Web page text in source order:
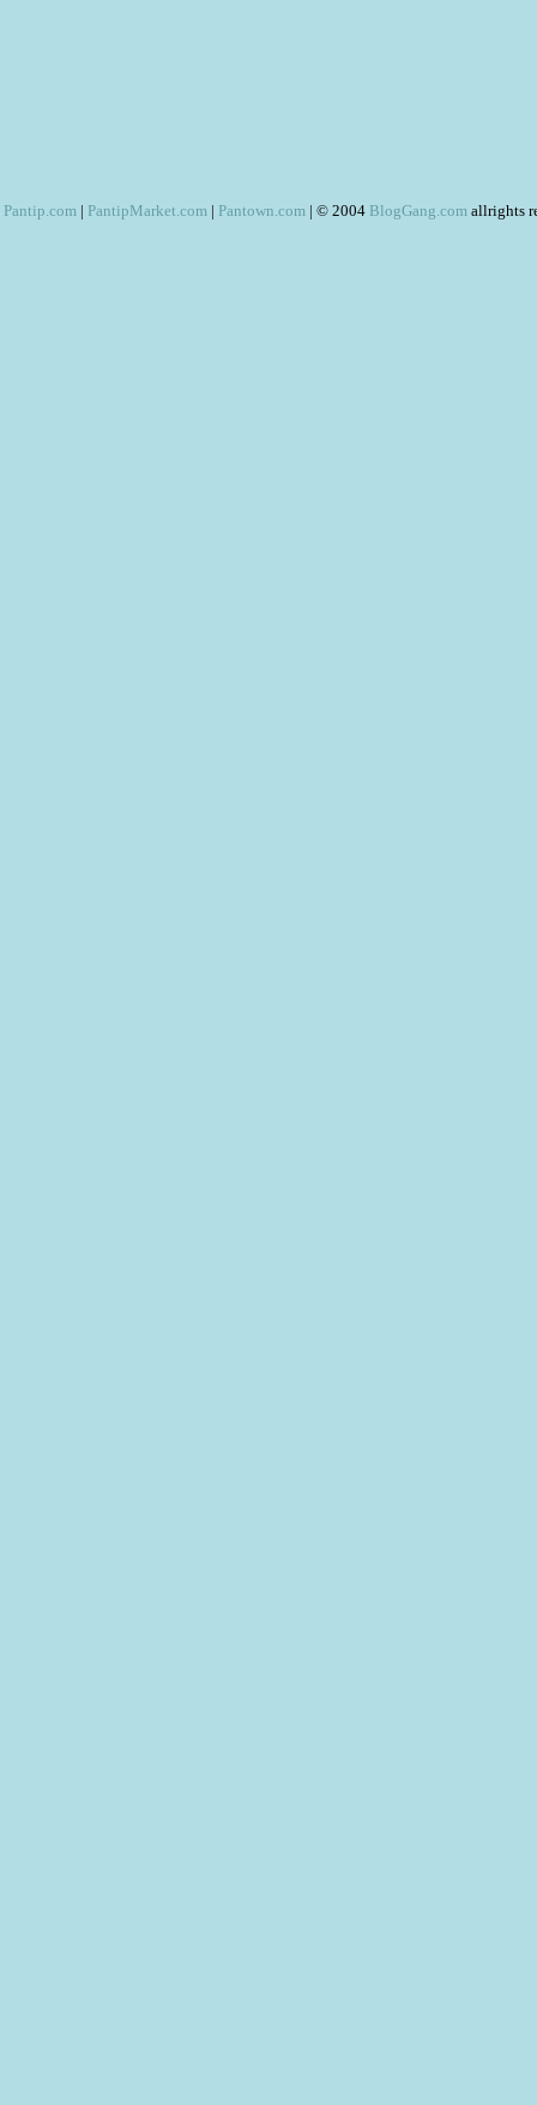
Pantip.com | PantipMarket.com | Pantown.com | © 2004 BlogGang.com allrights